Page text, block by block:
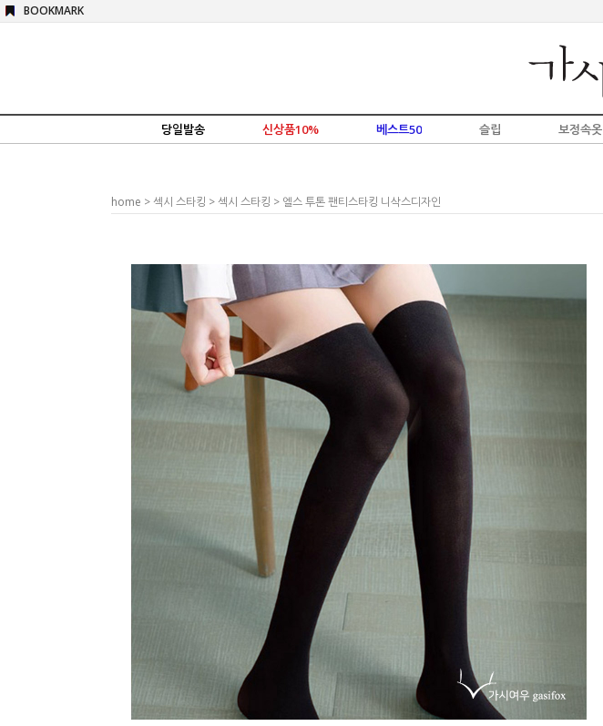
BOOKMARK
당일발송 신상품10% 베스트50 슬립 보정속옷
home >섹시 스타킹 >섹시 스타킹 > 엘스 투톤 팬티스타킹 니삭스디자인